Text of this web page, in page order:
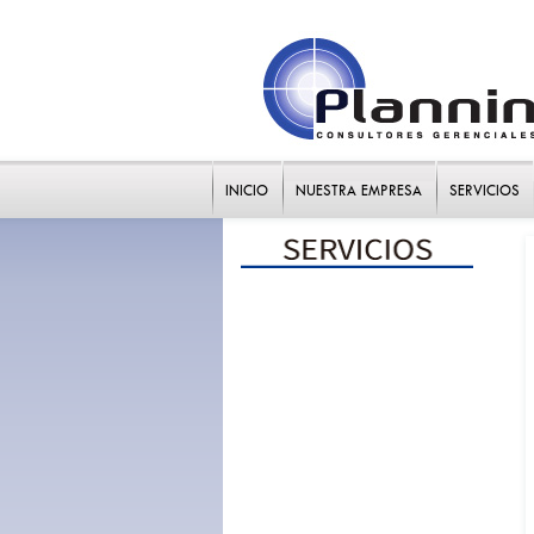
INICIO NUESTRA EMPRESA SERVICIOS